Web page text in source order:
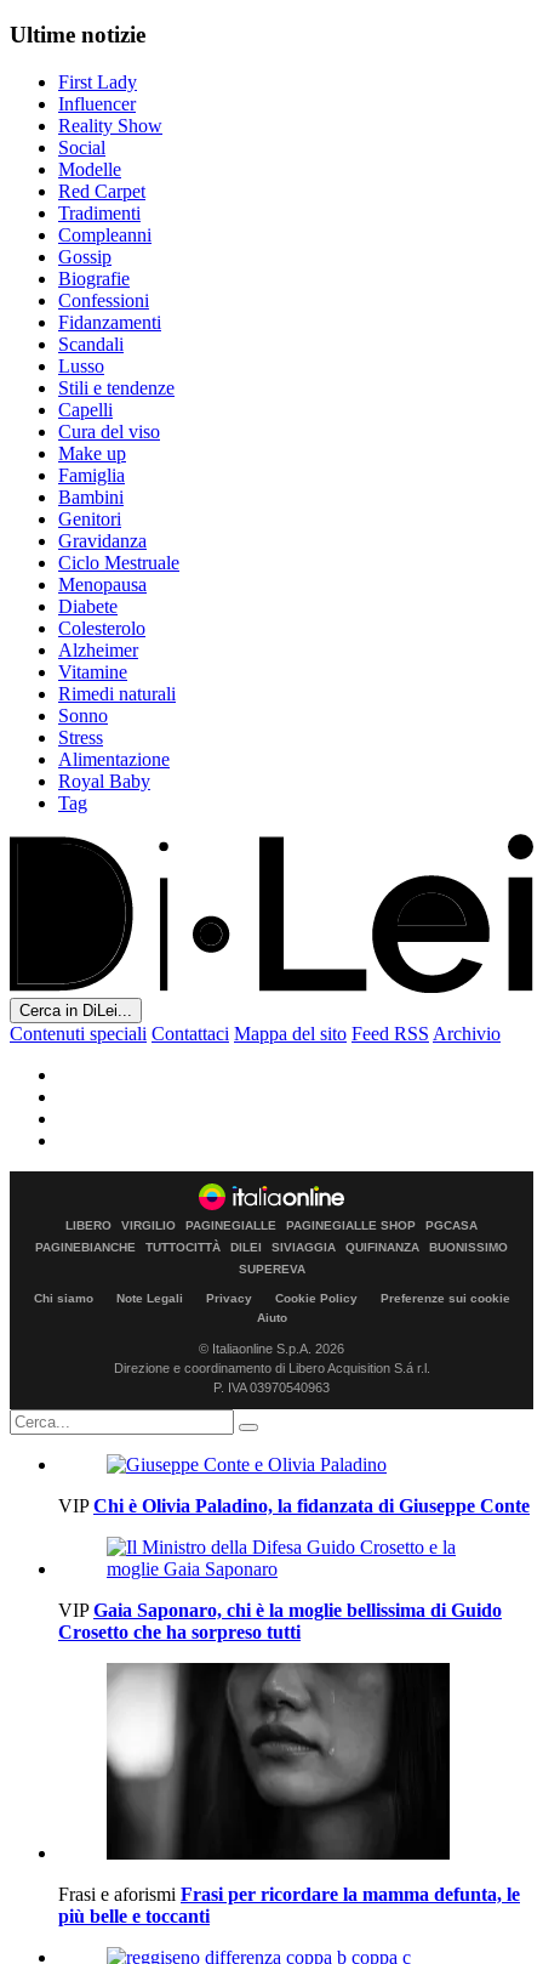
Ultime notizie
First Lady
Influencer
Reality Show
Social
Modelle
Red Carpet
Tradimenti
Compleanni
Gossip
Biografie
Confessioni
Fidanzamenti
Scandali
Lusso
Stili e tendenze
Capelli
Cura del viso
Make up
Famiglia
Bambini
Genitori
Gravidanza
Ciclo Mestruale
Menopausa
Diabete
Colesterolo
Alzheimer
Vitamine
Rimedi naturali
Sonno
Stress
Alimentazione
Royal Baby
Tag
Cerca in DiLei...
Contenuti speciali Contattaci Mappa del sito Feed RSS Archivio
LIBERO VIRGILIO PAGINEGIALLE PAGINEGIALLE SHOP
PGCASA
PAGINEBIANCHE
TUTTOCITTÀ DILEI SIVIAGGIA QUIFINANZA
BUONISSIMO
SUPEREVA
Chi siamo Note Legali Privacy Cookie Policy
Preferenze sui cookie
Aiuto
© Italiaonline S.p.A. 2026
Direzione e coordinamento di Libero Acquisition S.á r.l.
P. IVA 03970540963
VIP Chi è Olivia Paladino, la fidanzata di Giuseppe Conte
VIP Gaia Saponaro, chi è la moglie bellissima di Guido
Crosetto che ha sorpreso tutti
Frasi e aforismi Frasi per ricordare la mamma defunta, le
più belle e toccanti